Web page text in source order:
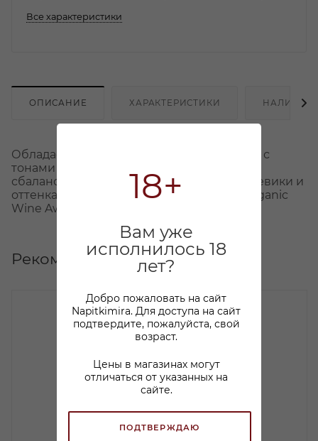
18+
Вам уже
исполнилось 18
лет?
Добро пожаловать на сайт
Napitkimira. Для доступа на сайт
подтвердите, пожалуйста, свой
возраст.
Цены в магазинах могут
отличаться от указанных на
сайте.
ПОДТВЕРЖДАЮ
Все характеристики
ОПИСАНИЕ ХАРАКТЕРИСТИКИ НАЛИЧИЕ
Обладает сложным фруктовым ароматом с
тонами черной смородины и хорошо
сбалансированным вкусом с нотками ежевики и
оттенками дуба. Награды: International Organic
Wine Award 2019 Gold
Рекомендуем